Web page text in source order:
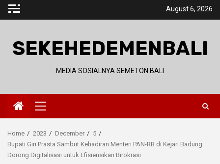
Skip
August 6, 2026
SEKEHEDEMENBALI
MEDIA SOSIALNYA SEMETON BALI
Primary
Menu
Home 2023 December
5
Bupati Giri Prasta Sambut Kehadiran Menteri PAN-RB di Kejari Badung
Dorong Digitalisasi untuk Efisiensikan Birokrasi